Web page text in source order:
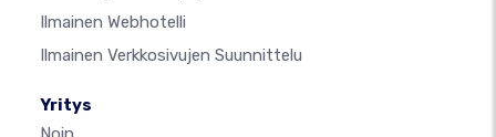
Ilmainen Webhotelli
Ilmainen Verkkosivujen Suunnittelu
Yritys